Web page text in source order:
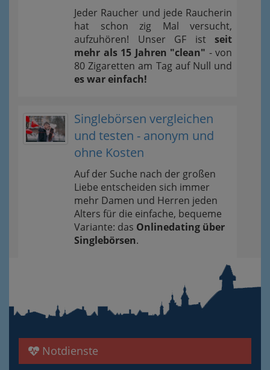
Jeder Raucher und jede Raucherin
hat schon zig Mal versucht,
aufzuhören! Unser GF ist seit
mehr als 15 Jahren "clean" - von
80 Zigaretten am Tag auf Null und
es war einfach!
Singlebörsen vergleichen
und testen - anonym und
ohne Kosten
Auf der Suche nach der großen
Liebe entscheiden sich immer
mehr Damen und Herren jeden
Alters für die einfache, bequeme
Variante: das Onlinedating über
Singlebörsen.
Notdienste